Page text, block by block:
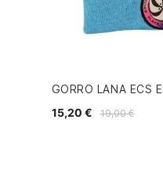
GORRO LANA ECS
19,00 €
15,20 €